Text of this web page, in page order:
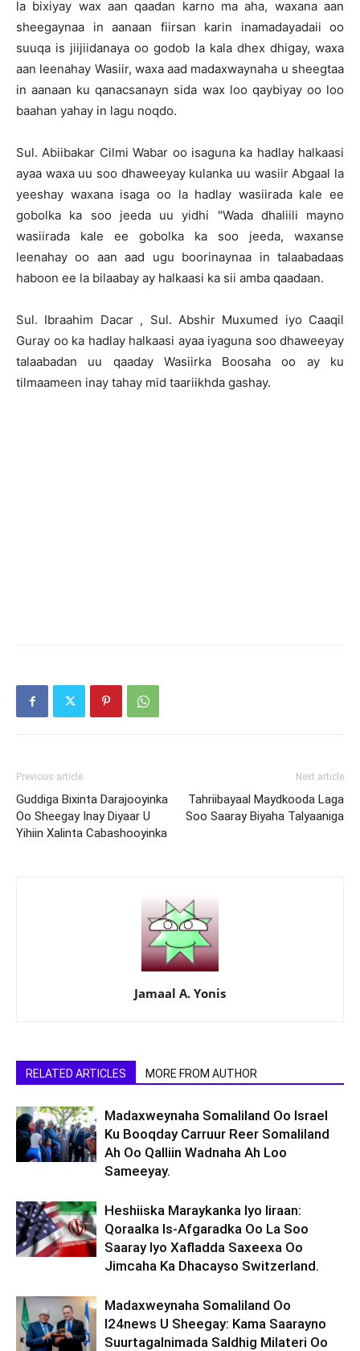
la bixiyay wax aan qaadan karno ma aha, waxana aan
sheegaynaa in aanaan fiirsan karin inamadayadaii oo
suuqa is jiijiidanaya oo godob la kala dhex dhigay, waxa
aan leenahay Wasiir, waxa aad madaxwaynaha u sheegtaa
in aanaan ku qanacsanayn sida wax loo qaybiyay oo loo
baahan yahay in lagu noqdo.
Sul. Abiibakar Cilmi Wabar oo isaguna ka hadlay halkaasi
ayaa waxa uu soo dhaweeyay kulanka uu wasiir Abgaal la
yeeshay waxana isaga oo la hadlay wasiirada kale ee
gobolka ka soo jeeda uu yidhi "Wada dhaliili mayno
wasiirada kale ee gobolka ka soo jeeda, waxanse
leenahay oo aan aad ugu boorinaynaa in talaabadaas
haboon ee la bilaabay ay halkaasi ka sii amba qaadaan.
Sul. Ibraahim Dacar , Sul. Abshir Muxumed iyo Caaqil
Guray oo ka hadlay halkaasi ayaa iyaguna soo dhaweeyay
talaabadan uu qaaday Wasiirka Boosaha oo ay ku
tilmaameen inay tahay mid taariikhda gashay.
Previous article
Guddiga Bixinta Darajooyinka
Oo Sheegay Inay Diyaar U
Yihiin Xalinta Cabashooyinka
Next article
Tahriibayaal Maydkooda Laga
Soo Saaray Biyaha Talyaaniga
Jamaal A. Yonis
RELATED ARTICLES MORE FROM AUTHOR
Madaxweynaha Somaliland Oo Israel
Ku Booqday Carruur Reer Somaliland
Ah Oo Qalliin Wadnaha Ah Loo
Sameeyay.
Heshiiska Maraykanka Iyo Iiraan:
Qoraalka Is-Afgaradka Oo La Soo
Saaray Iyo Xafladda Saxeexa Oo
Jimcaha Ka Dhacayso Switzerland.
Madaxweynaha Somaliland Oo
I24news U Sheegay: Kama Saarayno
Suurtagalnimada Saldhig Milateri Oo